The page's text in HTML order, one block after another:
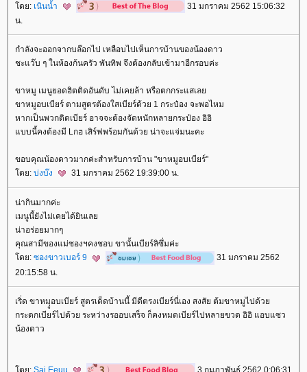
ดย: เนินน้ำ
31 มกราคม 2562 15:06:32
น.
กำลังจะออกจากบล๊อกไป เหลือบไปเห็นการบ้านของน้องดาว
ชะแว๊บ ๆ ในห้องก้นครัว พันทิพ จึงต้องกลับเข้ามาอีกรอบค่ะ
ขาหมู เมนูยอดฮิตติดอันดับ ไม่เคยล้า หรือตกกระแสเล
ขาหมูอบเบียร์ ตามสูตรต้องใสเบียร์ด้วย 1 กระป๋อง จะพอไหม
หากเป็นพวกติดเบียร์ อาจจะต้องจัดหนักหลายกระป๋อง อิอิ
บบนี้คงต้องมี Lกฮ เสิร์ฟพร้อมกันด้วย น่าจะแจ่มนะคะ
ขอบคุณน้องดาวมากค่ะสำหรับการบ้าน "ขาหมูอบเบียร์"
ดย: บ่งบ๊ง 31 มกราคม 2562 19:39:00 น.
น่ากินมากค่ะ
เมนูนี้ยังไม่เคยได้ยินเล
น่าอร่อยมากๆ
คุณสามีของแม่ซองฯคงชอบ ขานั้นเบียร์ลิซึ่มค่ะ
ดย: ซองขาวเบอร์ 9
31 มกราคม 2562
20:15:58 น.
เริ่ด ขาหมุูอบเบียร์ สูตรเด็ดบ้านนี้ มีดีตรงเบียร์นี่เอง สงสัย ต้มขาหมูไปด้ว
กระดกเบียร์ไปด้วย ระหว่างรออบเสร็จ ก็คงหมดเบียร์ไปหลายขวด อิอิ แอบแซว
น้องดาว
ดย: Sai Eeuu
3 กุมภาพันธ์ 2562 0:06:31